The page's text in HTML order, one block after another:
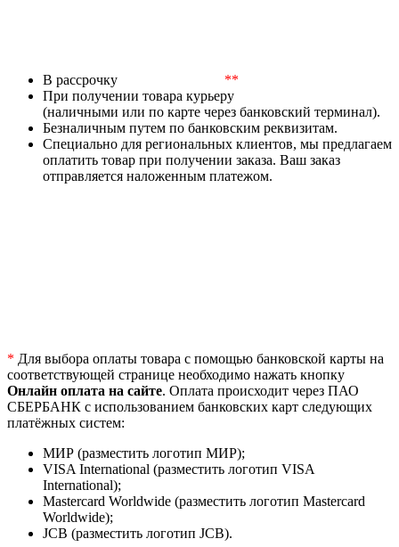
В рассрочку
**
При получении товара курьеру
(наличными или по карте через банковский терминал).
Безналичным путем по банковским реквизитам.
Специально для региональных клиентов, мы предлагаем
оплатить товар при получении заказа. Ваш заказ
отправляется наложенным платежом.
* Для выбора оплаты товара с помощью банковской карты на
соответствующей странице необходимо нажать кнопку
Онлайн оплата на сайте. Оплата происходит через ПАО
СБЕРБАНК с использованием банковских карт следующих
платёжных систем:
МИР (разместить логотип МИР);
VISA International (разместить логотип VISA
International);
Mastercard Worldwide (разместить логотип Mastercard
Worldwide);
JCB (разместить логотип JCB).